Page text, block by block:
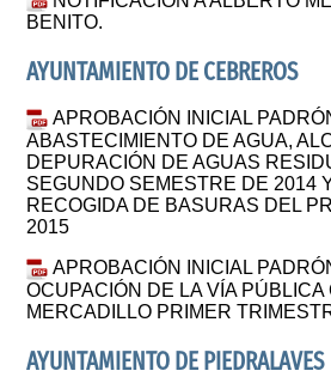
BENITO.
AYUNTAMIENTO DE CEBREROS
APROBACIÓN INICIAL
ABASTECIMIENTO DE AGUA,
DEPURACIÓN DE AGUAS
SEGUNDO SEMESTRE DE 2014
RECOGIDA DE BASURAS DEL
2015
APROBACIÓN INICIAL
OCUPACIÓN DE LA VÍA
MERCADILLO PRIMER
AYUNTAMIENTO DE PIEDRALAVES